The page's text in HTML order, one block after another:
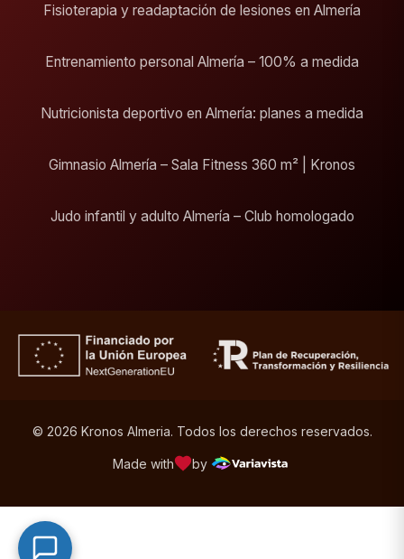
Fisioterapia y readaptación de lesiones en Almería
Entrenamiento personal Almería – 100% a medida
Nutricionista deportivo en Almería: planes a medida
Gimnasio Almería – Sala Fitness 360 m² | Kronos
Judo infantil y adulto Almería – Club homologado
© 2026 Kronos Almeria. Todos los derechos reservados.
Made with by